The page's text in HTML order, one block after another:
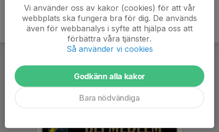
Vi använder oss av kakor (cookies) för att vår
webbplats ska fungera bra för dig. De används
även för webbanalys i syfte att hjälpa oss att
förbättra våra tjänster.
Så använder vi cookies
Godkänn alla kakor
Bara nödvändiga